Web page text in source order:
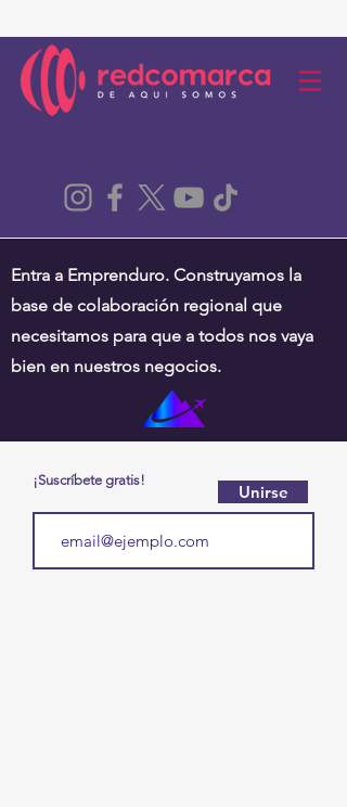
Entra a Emprenduro. Construyamos la
base de colaboración regional que
necesitamos para que a todos nos vaya
bien en nuestros negocios.
¡Suscríbete gratis!
Unirse